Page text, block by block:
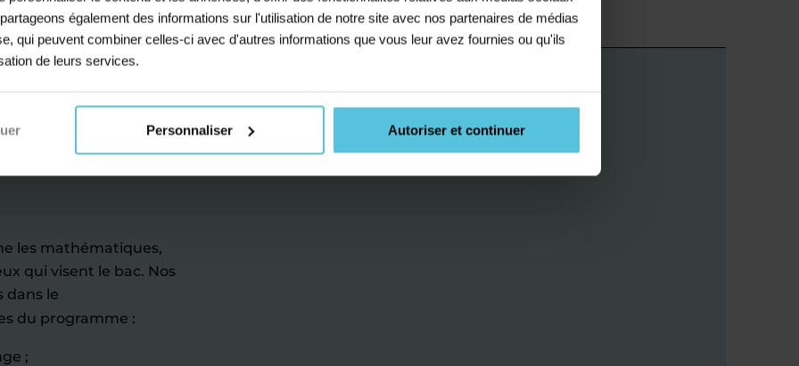
également des informations sur l'utilisation de notre site avec nos partenaires de médias
qui peuvent combiner celles-ci avec d'autres informations que vous leur avez fournies ou qu'ils
de leurs services.
Personnaliser Autoriser et continuer
Collège Supérieur
chimie
préparer
les mathématiques,
qui visent le bac. Nos
dans le
du programme :
;